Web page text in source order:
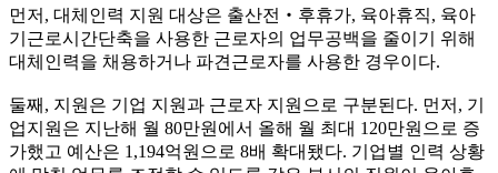
먼저, 대체인력 지원 대상은 출산전‧후휴가, 육아휴직, 육아
기근로시간단축을 사용한 근로자의 업무공백을 줄이기 위해
대체인력을 채용하거나 파견근로자를 사용한 경우이다.
둘째, 지원은 기업 지원과 근로자 지원으로 구분된다. 먼저, 기
업지원은 지난해 월 80만원에서 올해 월 최대 120만원으로 증
가했고 예산은 1,194억원으로 8배 확대됐다. 기업별 인력 상황